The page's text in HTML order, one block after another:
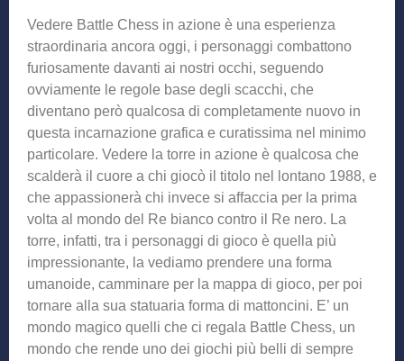
Vedere Battle Chess in azione è una esperienza
straordinaria ancora oggi, i personaggi combattono
furiosamente davanti ai nostri occhi, seguendo
ovviamente le regole base degli scacchi, che
diventano però qualcosa di completamente nuovo in
questa incarnazione grafica e curatissima nel minimo
particolare. Vedere la torre in azione è qualcosa che
scalderà il cuore a chi giocò il titolo nel lontano 1988, e
che appassionerà chi invece si affaccia per la prima
volta al mondo del Re bianco contro il Re nero. La
torre, infatti, tra i personaggi di gioco è quella più
impressionante, la vediamo prendere una forma
umanoide, camminare per la mappa di gioco, per poi
tornare alla sua statuaria forma di mattoncini. E’ un
mondo magico quelli che ci regala Battle Chess, un
mondo che rende uno dei giochi più belli di sempre